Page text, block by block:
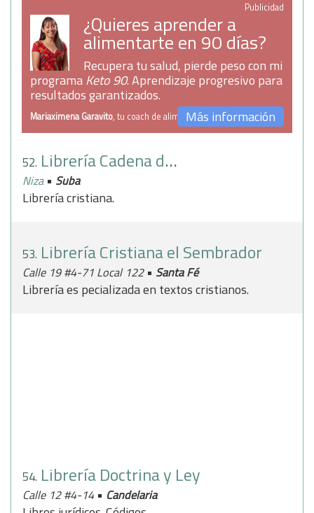
Publicidad
¿Quieres aprender a
alimentarte en 90 días?
Recupera tu salud, pierde peso con mi
programaKeto 90. Aprendizaje progresivo para
resultados garantizados.
Mariaximena Garavito, tu coach de alimentaciónMás información
52. Librería Cadena del Amor
Niza • Suba
Librería cristiana.
53. Librería Cristiana el Sembrador
Calle 19 #4-71 Local 122 • Santa Fé
Librería es pecializada en textos cristianos.
54. Librería Doctrina y Ley
Calle 12 #4-14 • Candelaria